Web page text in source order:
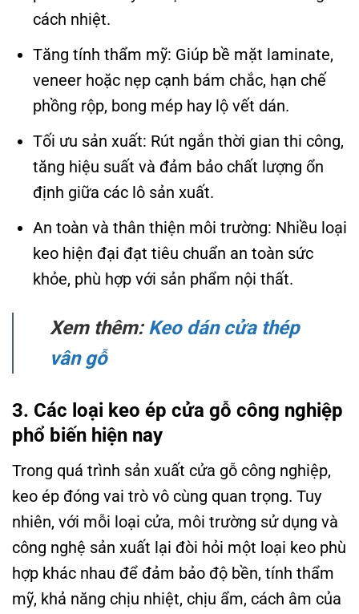
cách nhiệt.
Tăng tính thẩm mỹ: Giúp bề mặt laminate,
veneer hoặc nẹp cạnh bám chắc, hạn chế
phồng rộp, bong mép hay lộ vết dán.
Tối ưu sản xuất: Rút ngắn thời gian thi công,
tăng hiệu suất và đảm bảo chất lượng ổn
định giữa các lô sản xuất.
An toàn và thân thiện môi trường: Nhiều loại
keo hiện đại đạt tiêu chuẩn an toàn sức
khỏe, phù hợp với sản phẩm nội thất.
Xem thêm: Keo dán cửa thép
vân gỗ
3. Các loại keo ép cửa gỗ công nghiệp
phổ biến hiện nay
Trong quá trình sản xuất cửa gỗ công nghiệp,
keo ép đóng vai trò vô cùng quan trọng. Tuy
nhiên, với mỗi loại cửa, môi trường sử dụng và
công nghệ sản xuất lại đòi hỏi một loại keo phù
hợp khác nhau để đảm bảo độ bền, tính thẩm
mỹ, khả năng chịu nhiệt, chịu ẩm, cách âm của